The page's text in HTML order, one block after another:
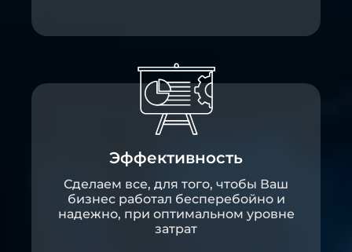
Эффективность
Сделаем все, для того, чтобы Ваш
бизнес работал бесперебойно и
надежно, при оптимальном уровне
затрат